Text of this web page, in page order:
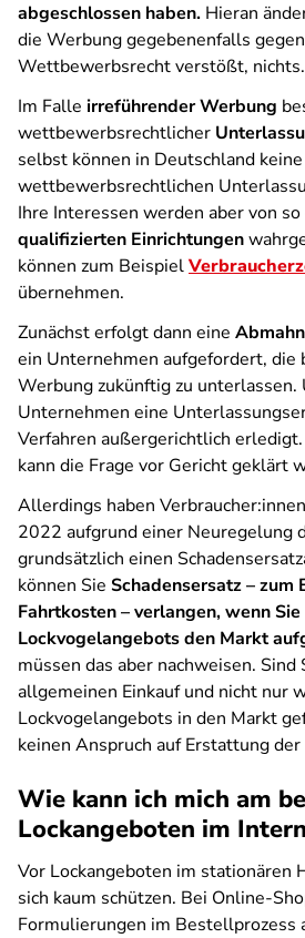
abgeschlossen haben. Hieran
die Werbung gegebenenfalls
Wettbewerbsrecht verstößt, nichts.
Im Falle irreführender Werbung
wettbewerbsrechtlicher
selbst können in Deutschland keine
wettbewerbsrechtlichen
Ihre Interessen werden aber von
qualifizierten Einrichtungen
können zum Beispiel
übernehmen.
Zunächst erfolgt dann eine
ein Unternehmen aufgefordert, die
Werbung zukünftig zu unterlassen.
Unternehmen eine
Verfahren außergerichtlich
kann die Frage vor Gericht geklärt
Allerdings haben
2022 aufgrund einer Neuregelung
grundsätzlich einen
können Sie Schadensersatz – zum
Fahrtkosten – verlangen, wenn
Lockvogelangebots den Markt
müssen das aber nachweisen. Sind
allgemeinen Einkauf und nicht nur
Lockvogelangebots in den Markt
keinen Anspruch auf Erstattung
Wie kann ich mich am
Lockangeboten im
Vor Lockangeboten im stationären
sich kaum schützen. Bei Online-
Formulierungen im Bestellprozess